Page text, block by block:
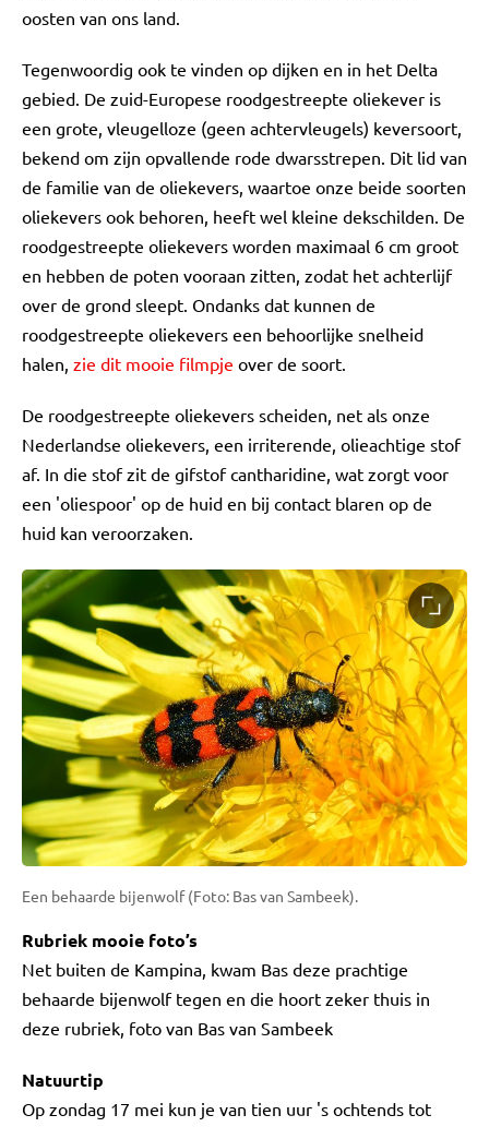
oosten van ons land.
Tegenwoordig ook te vinden op dijken en in het Delta
gebied. De zuid-Europese roodgestreepte oliekever is
een grote, vleugelloze (geen achtervleugels) keversoort,
bekend om zijn opvallende rode dwarsstrepen. Dit lid van
de familie van de oliekevers, waartoe onze beide soorten
oliekevers ook behoren, heeft wel kleine dekschilden. De
roodgestreepte oliekevers worden maximaal 6 cm groot
en hebben de poten vooraan zitten, zodat het achterlijf
over de grond sleept. Ondanks dat kunnen de
roodgestreepte oliekevers een behoorlijke snelheid
halen, zie dit mooie filmpje over de soort.
De roodgestreepte oliekevers scheiden, net als onze
Nederlandse oliekevers, een irriterende, olieachtige stof
af. In die stof zit de gifstof cantharidine, wat zorgt voor
een 'oliespoor' op de huid en bij contact blaren op de
huid kan veroorzaken.
Een behaarde bijenwolf (Foto: Bas van Sambeek).
Rubriek mooie foto’s
Net buiten de Kampina, kwam Bas deze prachtige
behaarde bijenwolf tegen en die hoort zeker thuis in
deze rubriek, foto van Bas van Sambeek
Natuurtip
Op zondag 17 mei kun je van tien uur 's ochtends tot